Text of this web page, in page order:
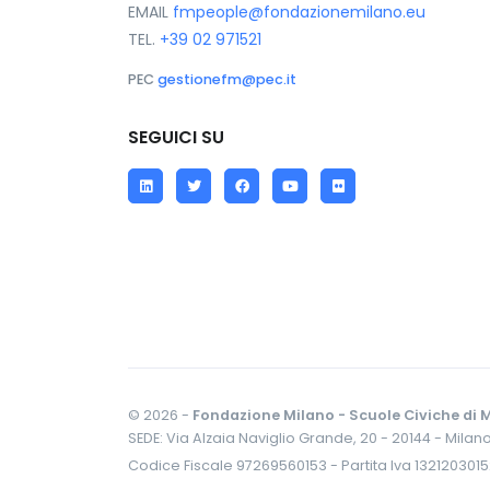
EMAIL fmpeople@fondazionemilano.eu
TEL. +39 02 971521
PEC gestionefm@pec.it
SEGUICI SU
LinkedInTwitterFacebookYouTube
Flickr
© 2026 - Fondazione Milano - Scuole Civiche di
SEDE: Via Alzaia Naviglio Grande, 20 - 20144 -
Codice Fiscale 97269560153 - Partita Iva